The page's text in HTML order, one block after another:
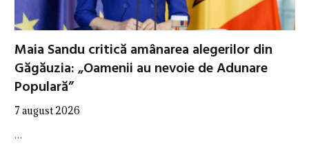
Maia Sandu critică amânarea alegerilor din
Găgăuzia: „Oamenii au nevoie de Adunare
Populară”
7 august 2026
…